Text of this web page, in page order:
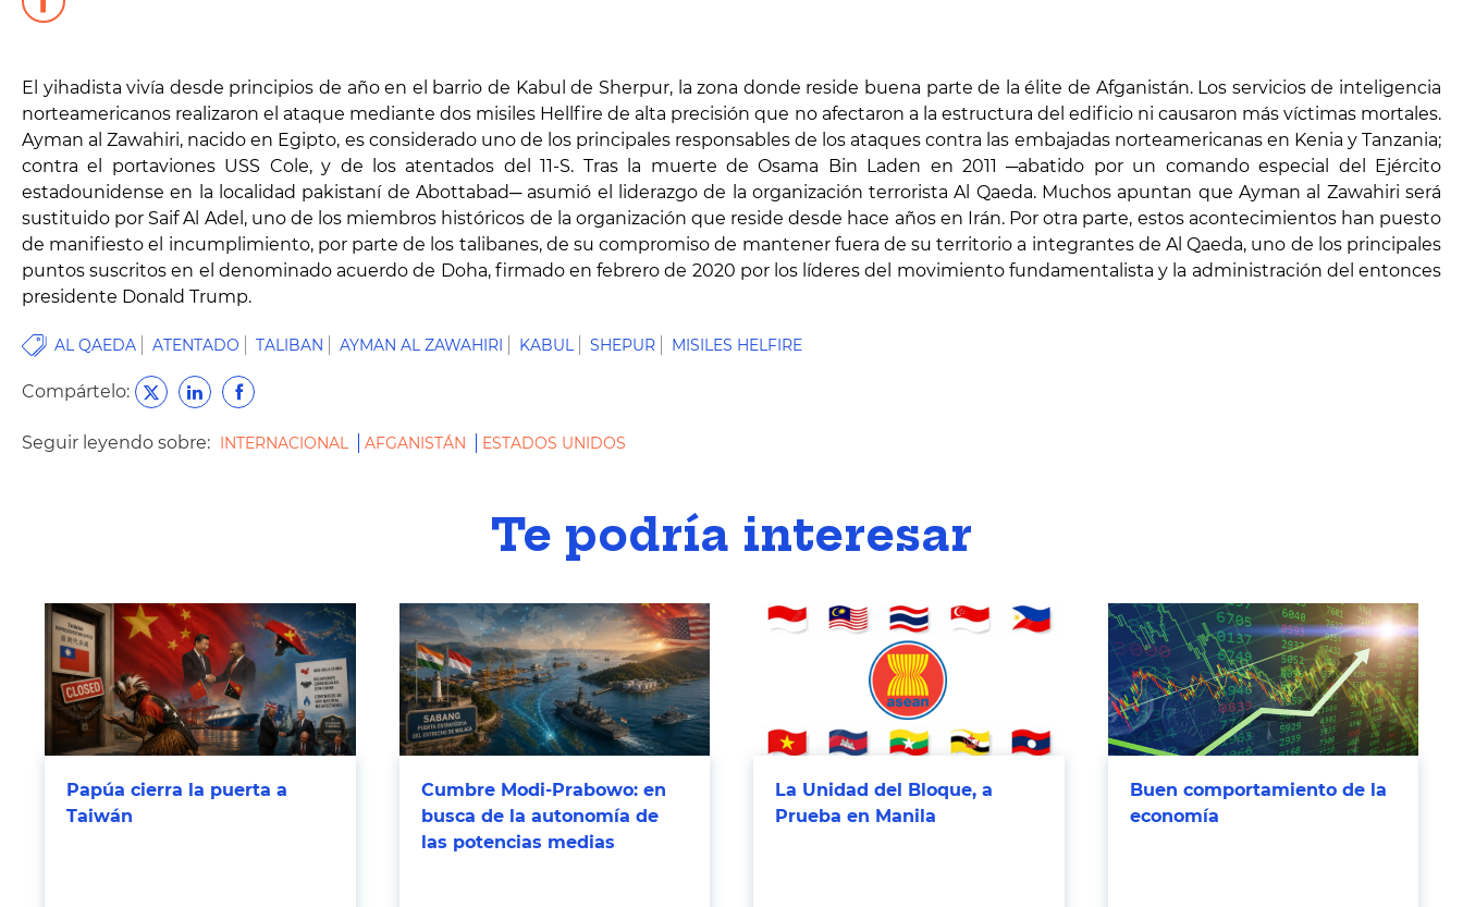
El yihadista vivía desde principios de año en el barrio de Kabul de Sherpur, la zona donde reside buena parte de la élite de Afganistán. Los servicios de inteligencia
norteamericanos realizaron el ataque mediante dos misiles Hellfire de alta precisión que no afectaron a la estructura del edificio ni causaron más víctimas mortales.
Ayman al Zawahiri, nacido en Egipto, es considerado uno de los principales responsables de los ataques contra las embajadas norteamericanas en Kenia y Tanzania;
contra el portaviones USS Cole, y de los atentados del 11-S. Tras la muerte de Osama Bin Laden en 2011─abatido por un comando especial del Ejército
estadounidense en la localidad pakistaní de Abottabad─asumió el liderazgo de la organización terrorista Al Qaeda. Muchos apuntan que Ayman al Zawahiri será
sustituido por Saif Al Adel, uno de los miembros históricos de la organización que reside desde hace años en Irán. Por otra parte, estos acontecimientos han puesto
de manifiesto el incumplimiento, por parte de los talibanes, de su compromiso de mantener fuera de su territorio a integrantes de Al Qaeda, uno de los principales
puntos suscritos en el denominado acuerdo de Doha, firmado en febrero de 2020 por los líderes del movimiento fundamentalista y la administración del entonces
presidente Donald Trump.
AL QAEDA ATENTADO TALIBAN AYMAN AL ZAWAHIRI KABUL SHEPUR MISILES HELFIRE
Compártelo:
Seguir leyendo sobre: INTERNACIONAL AFGANISTÁN ESTADOS UNIDOS
Te podría interesar
Papúa cierra la puerta a
Taiwán
Cumbre Modi-Prabowo: en
busca de la autonomía de
las potencias medias
La Unidad del Bloque, a
Prueba en Manila
Buen comportamiento de la
economía